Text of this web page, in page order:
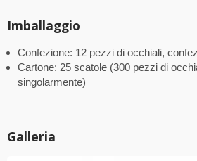
Imballaggio
Confezione: 12 pezzi di occhiali,
Cartone: 25 scatole (300 pezzi di
singolarmente)
Galleria